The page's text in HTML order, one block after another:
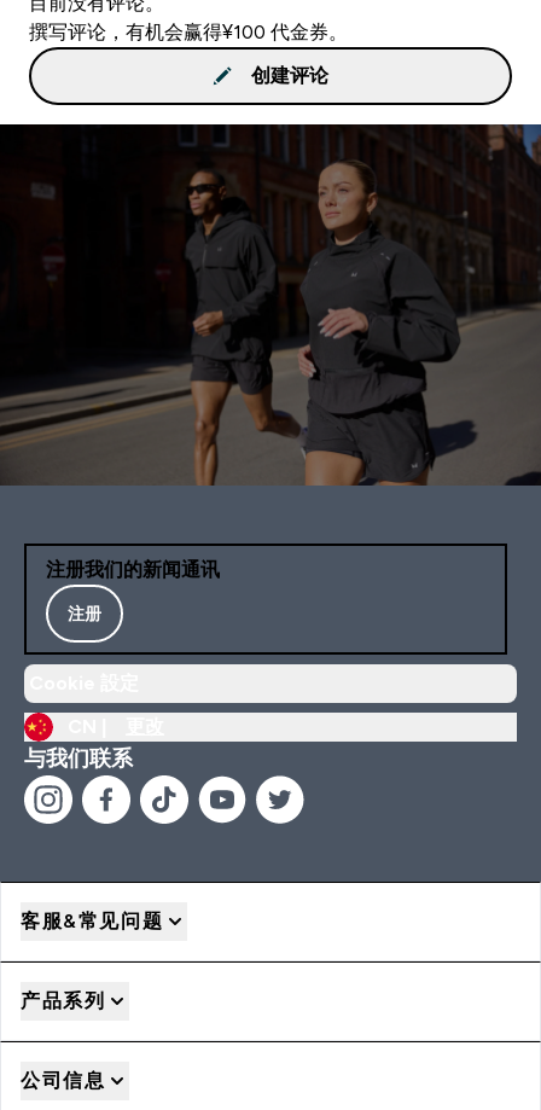
撰写评论，有机会赢得¥100 代金券。
创建评论
注册我们的新闻通讯
注册
与我们联系
客服&常见问题
产品系列
公司信息